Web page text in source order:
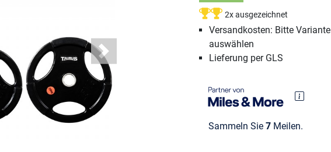
Next
2x ausgezeichnet
Versandkosten: Bitte Variante
auswählen
Lieferung per GLS
Sammeln Sie 7Meilen.